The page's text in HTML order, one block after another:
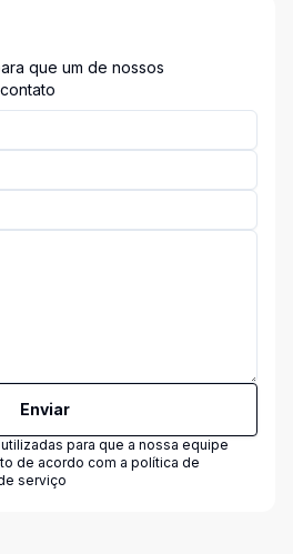
que um de nossos
Enviar
para que a nossa equipe
de acordo com a política de
serviço